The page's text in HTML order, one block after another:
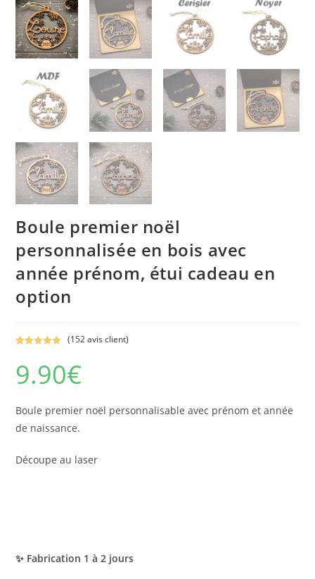
Boule premier noël
personnalisée en bois avec
année prénom, étui cadeau en
option
sur 5
basé sur
client
(152avis client)
9.90€
Boule premier noël personnalisable avec prénom et année
de naissance.
Découpe au laser
✨ Fabrication 1 à 2 jours